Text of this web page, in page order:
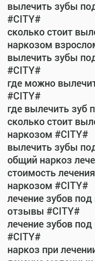
вылечить зубы
#CITY#
сколько стоит
наркозом
вылечить зубы
#CITY#
где можно
#CITY#
где вылечить зуб
сколько стоит
наркозом #CITY#
вылечить зубы
общий наркоз
стоимость
наркозом #CITY#
лечение зубов
отзывы #CITY#
лечение зубов
#CITY#
наркоз при